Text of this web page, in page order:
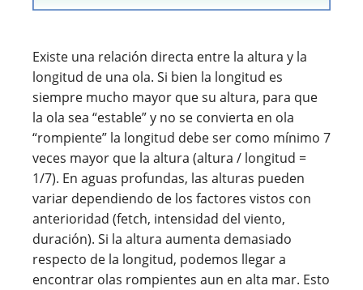
Existe una relación directa entre la altura y la
longitud de una ola. Si bien la longitud es
siempre mucho mayor que su altura, para que
la ola sea “estable” y no se convierta en ola
“rompiente” la longitud debe ser como mínimo 7
veces mayor que la altura (altura / longitud =
1/7). En aguas profundas, las alturas pueden
variar dependiendo de los factores vistos con
anterioridad (fetch, intensidad del viento,
duración). Si la altura aumenta demasiado
respecto de la longitud, podemos llegar a
encontrar olas rompientes aun en alta mar. Esto